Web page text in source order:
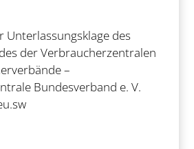
Unterlassungsklage des
der Verbraucherzentralen
–
Bundesverband e. V.